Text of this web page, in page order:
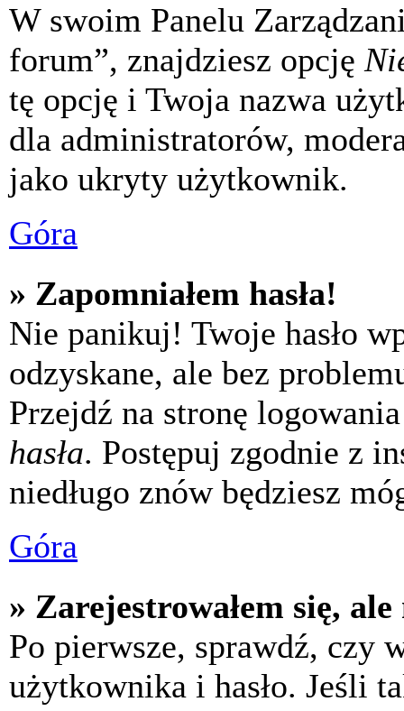
W swoim Panelu
forum”, znajdziesz opcję
tę opcję i Twoja nazwa
dla administratorów,
jako ukryty użytkownik.
Góra
» Zapomniałem hasła!
Nie panikuj! Twoje hasło
odzyskane, ale bez
Przejdź na stronę
hasła. Postępuj zgodnie z
niedługo znów będziesz
Góra
» Zarejestrowałem się,
Po pierwsze, sprawdź, czy
użytkownika i hasło. Jeśli